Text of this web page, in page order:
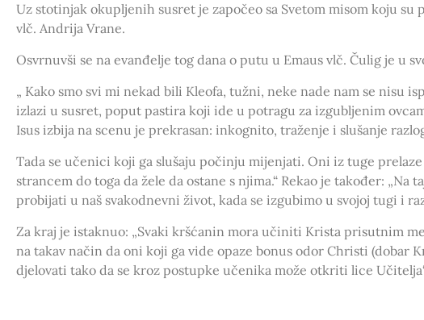
Uz stotinjak okupljenih susret je započeo sa Svetom misom koju su
vlč. Andrija Vrane.
Osvrnuvši se na evanđelje tog dana o putu u Emaus vlč. Čulig je u
„ Kako smo svi mi nekad bili Kleofa, tužni, neke nade nam se nisu
izlazi u susret, poput pastira koji ide u potragu za izgubljenim
Isus izbija na scenu je prekrasan: inkognito, traženje i slušanje
Tada se učenici koji ga slušaju počinju mijenjati. Oni iz tuge prelaze
strancem do toga da žele da ostane s njima.“ Rekao je također: „Na
probijati u naš svakodnevni život, kada se izgubimo u svojoj tugi i
Za kraj je istaknuo: „Svaki kršćanin mora učiniti Krista prisutnim
na takav način da oni koji ga vide opaze bonus odor Christi (dobar
djelovati tako da se kroz postupke učenika može otkriti lice